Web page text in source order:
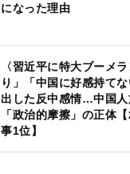
になった理由
〈習近平に特大ブーメ
り」「中国に好感持て
出した反中感情…中国人
「政治的摩擦」の正体
事1位】